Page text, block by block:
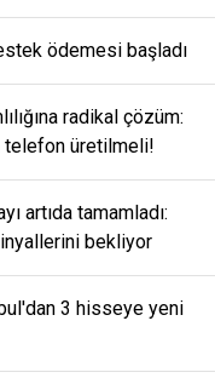
ödemesi başladı
radikal çözüm:
telefon üretilmeli!
artıda tamamladı:
bekliyor
3 hisseye yeni